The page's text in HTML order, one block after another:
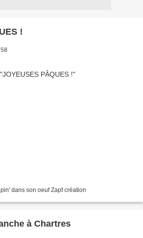
!
dans son oeuf Zapf création
à Chartres